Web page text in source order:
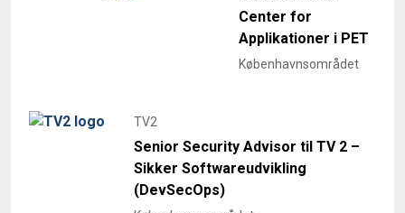
Center for
Applikationer i PET
Københavnsområdet
TV2
Senior Security Advisor til TV 2 –
Sikker Softwareudvikling
(DevSecOps)